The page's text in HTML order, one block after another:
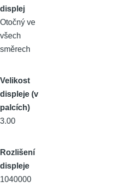
displej
Otočný ve
všech
směrech
Velikost
displeje (v
palcích)
3.00
Rozlišení
displeje
1040000